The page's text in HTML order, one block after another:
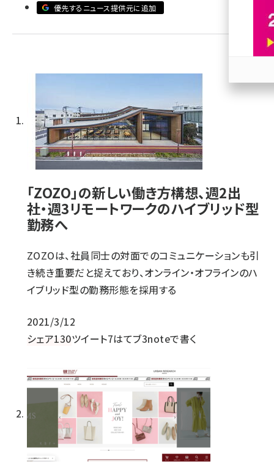
優先するニュース提供元に追加
「ZOZO」の新しい働き方構想、週2出
社・週3リモートワークのハイブリッド型
勤務へ
ZOZOは、社員同士の対面でのコミュニケーションも引
き続き重要だと捉えており、オンライン・オフラインのハ
イブリッド型の勤務形態を採用する
2021/3/12
シェア130ツイート7はてブ3noteで書く
参